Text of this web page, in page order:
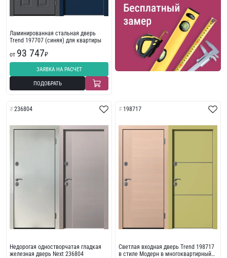
Ламинированная стальная дверь
Trend 197707 (синяя) для квартиры
от 93 747₽
ЗАЯВКА НА РАСЧЕТ
ПОДОБРАТЬ
236804
Недорогая одностворчатая гладкая
железная дверь Next 236804
198717
Светлая входная дверь Trend 198717
в стиле Модерн в многоквартирный